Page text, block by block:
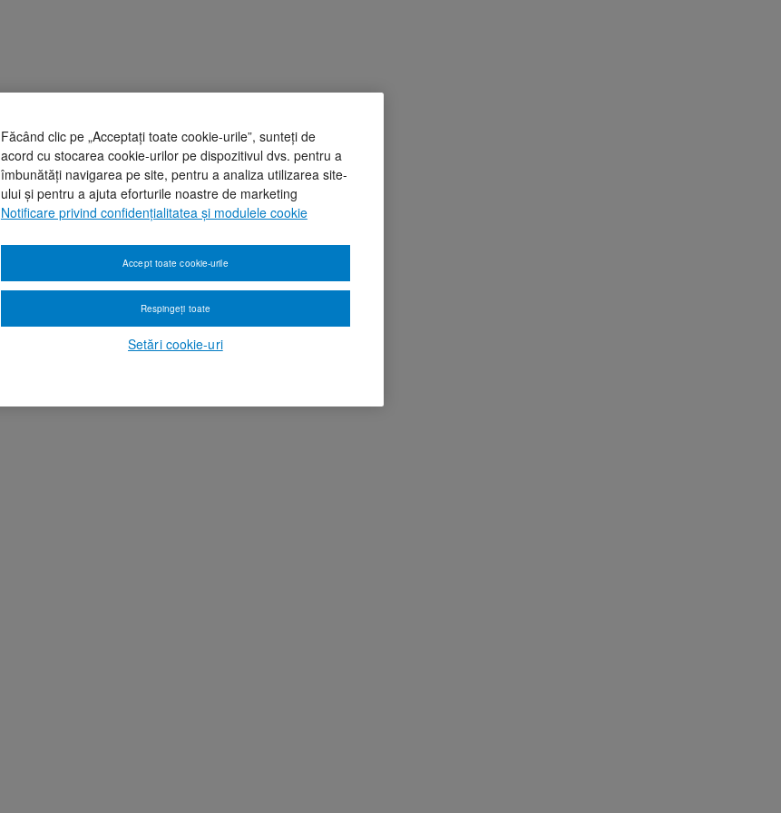
Făcând clic pe „Acceptați toate cookie-urile”, sunteți de
acord cu stocarea cookie-urilor pe dispozitivul dvs. pentru a
îmbunătăți navigarea pe site, pentru a analiza utilizarea site-
ului și pentru a ajuta eforturile noastre de marketing
Notificare privind confidențialitatea și modulele cookie
Setări cookie-uri
Respingeți toate
Accept toate cookie-urile